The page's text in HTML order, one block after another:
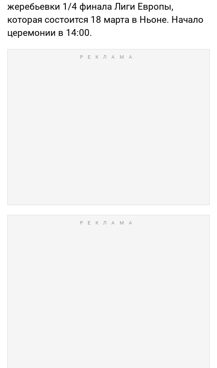
жеребьевки 1/4 финала Лиги Европы,
которая состоится 18 марта в Ньоне. Начало
церемонии в 14:00.